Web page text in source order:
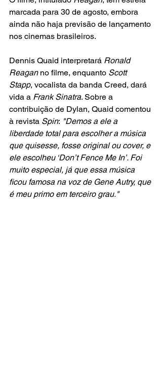
marcada para 30 de agosto, embora
ainda não haja previsão de lançamento
nos cinemas brasileiros.
Dennis Quaid interpretará Ronald
Reagan no filme, enquanto Scott
Stapp, vocalista da banda Creed, dará
vida a Frank Sinatra. Sobre a
contribuição de Dylan, Quaid comentou
à revista Spin: "Demos a ele a
liberdade total para escolher a música
que quisesse, fosse original ou cover, e
ele escolheu ‘Don’t Fence Me In’. Foi
muito especial, já que essa música
ficou famosa na voz de Gene Autry, que
é meu primo em terceiro grau."